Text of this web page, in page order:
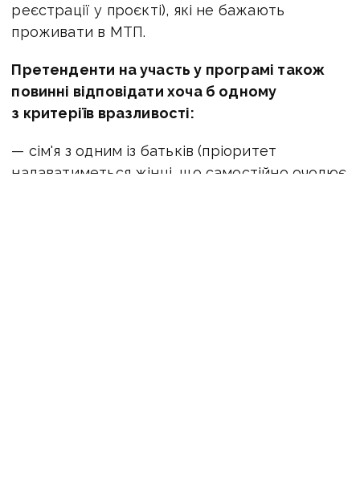
реєстрації у проєкті), які не бажають
проживати в МТП.
Претенденти на участь у програмі також
повинні відповідати хоча б одному
з критеріїв вразливості:
— сім'я з одним із батьків (пріоритет
надаватиметься жінці, що самостійно очолює